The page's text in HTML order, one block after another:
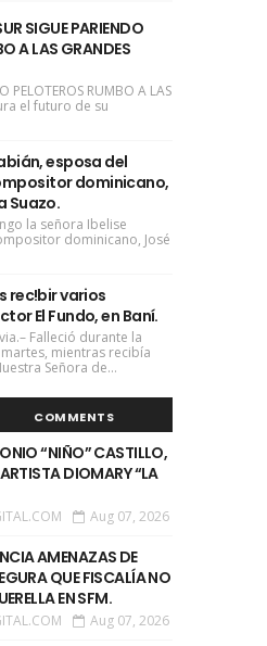
SIGUE PARIENDO
A LAS GRANDES
PELOTEROS RUMBO A LAS
el futuro de su
esposa del
dominicano,
Suazo.
la señora Ibelise
dominicano, José
rec!bir varios
El Fundo, en Baní.
Falleció durante la
mientras recibía
Señora de...
COMMENTS
“NIÑO” CASTILLO,
DIOMARY “LA
Aug 07, 2026
AMENAZAS DE
QUE FISCALÍA NO
EN SFM.
Aug 07, 2026